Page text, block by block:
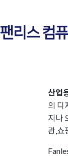
팬리스 컴
산업
의 디
지나
관,쇼